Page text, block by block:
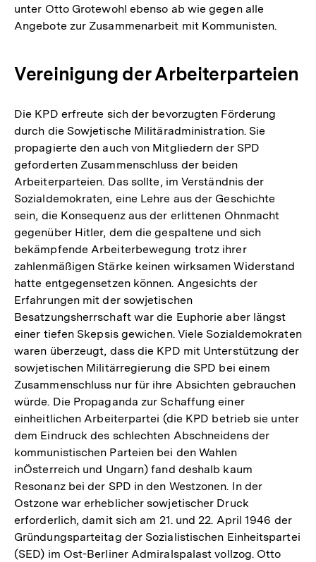
unter Otto Grotewohl ebenso ab wie gegen alle
Angebote zur Zusammenarbeit mit Kommunisten.
Vereinigung der Arbeiterparteien
Die KPD erfreute sich der bevorzugten Förderung
durch die Sowjetische Militäradministration. Sie
propagierte den auch von Mitgliedern der SPD
geforderten Zusammenschluss der beiden
Arbeiterparteien. Das sollte, im Verständnis der
Sozialdemokraten, eine Lehre aus der Geschichte
sein, die Konsequenz aus der erlittenen Ohnmacht
gegenüber Hitler, dem die gespaltene und sich
bekämpfende Arbeiterbewegung trotz ihrer
zahlenmäßigen Stärke keinen wirksamen Widerstand
hatte entgegensetzen können. Angesichts der
Erfahrungen mit der sowjetischen
Besatzungsherrschaft war die Euphorie aber längst
einer tiefen Skepsis gewichen. Viele Sozialdemokraten
waren überzeugt, dass die KPD mit Unterstützung der
sowjetischen Militärregierung die SPD bei einem
Zusammenschluss nur für ihre Absichten gebrauchen
würde. Die Propaganda zur Schaffung einer
einheitlichen Arbeiterpartei (die KPD betrieb sie unter
dem Eindruck des schlechten Abschneidens der
kommunistischen Parteien bei den Wahlen
inÖsterreich und Ungarn) fand deshalb kaum
Resonanz bei der SPD in den Westzonen. In der
Ostzone war erheblicher sowjetischer Druck
erforderlich, damit sich am 21. und 22. April 1946 der
Gründungsparteitag der Sozialistischen Einheitspartei
(SED) im Ost-Berliner Admiralspalast vollzog. Otto